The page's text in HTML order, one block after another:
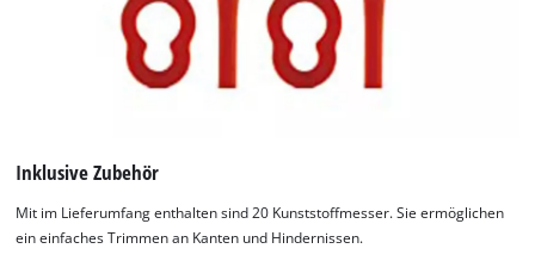
Inklusive Zubehör
Mit im Lieferumfang enthalten sind 20 Kunststoffmesser. Sie ermöglichen
ein einfaches Trimmen an Kanten und Hindernissen.